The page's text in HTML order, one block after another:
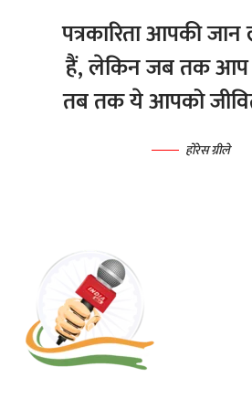
पत्रकारिता आपकी
हैं, लेकिन जब तक आप
तब तक ये आपको
होरेस ग्रीले